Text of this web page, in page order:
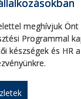
meghívjuk
Programmal
készségek és HR